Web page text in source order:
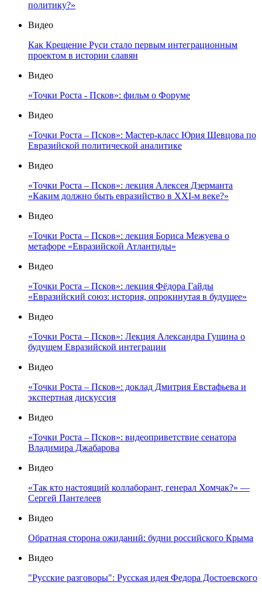
политику?»
Видео
Как Крещение Руси стало первым интеграционным
проектом в истории славян
Видео
«Точки Роста - Псков»: фильм о Форуме
Видео
«Точки Роста – Псков»: Мастер-класс Юрия Шевцова по
Евразийской политической аналитике
Видео
«Точки Роста – Псков»: лекция Алексея Дзерманта
«Каким должно быть евразийство в XXI-м веке?»
Видео
«Точки Роста – Псков»: лекция Бориса Межуева о
метафоре «Евразийской Атлантиды»
Видео
«Точки Роста – Псков»: лекция Фёдора Гайды
«Евразийский союз: история, опрокинутая в будущее»
Видео
«Точки Роста – Псков»: Лекция Александра Гущина о
будущем Евразийской интеграции
Видео
«Точки Роста – Псков»: доклад Дмитрия Евстафьева и
экспертная дискуссия
Видео
«Точки Роста – Псков»: видеоприветствие сенатора
Владимира Джабарова
Видео
«Так кто настоящий коллаборант, генерал Хомчак?» —
Сергей Пантелеев
Видео
Обратная сторона ожиданий: будни российского Крыма
Видео
"Русские разговоры": Русская идея Федора Достоевского